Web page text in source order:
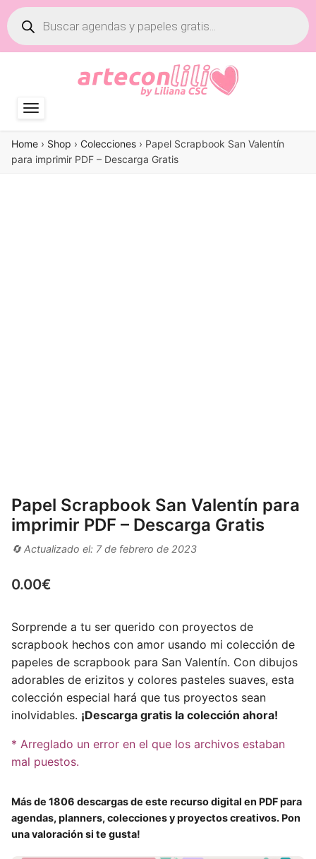
Búsqueda
de
productos
Home › Shop › Colecciones › Papel Scrapbook San Valentín
para imprimir PDF – Descarga Gratis
Papel Scrapbook San Valentín para
imprimir PDF – Descarga Gratis
🔄 Actualizado el: 7 de febrero de 2023
0.00€
Sorprende a tu ser querido con proyectos de
scrapbook hechos con amor usando mi colección de
papeles de scrapbook para San Valentín. Con dibujos
adorables de erizitos y colores pasteles suaves, esta
colección especial hará que tus proyectos sean
inolvidables. ¡Descarga gratis la colección ahora!
* Arreglado un error en el que los archivos estaban
mal puestos.
Más de 1806 descargas de este recurso digital en PDF para
agendas, planners, colecciones y proyectos creativos. Pon
una valoración si te gusta!